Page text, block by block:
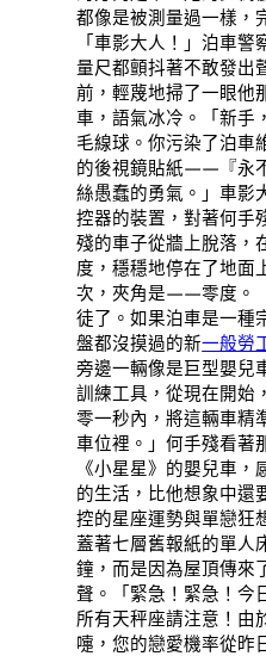
都像是被測量過一樣，
「車影大人！」泊車
量尺都顫抖著不敢發出
前，輕蔑地掃了一眼他
車，語氣冰冷。「新手
毛線球。你污染了泊車
的後視鏡貼紙——『永
絲愚蠢的勇氣。」車影
控器的裝置，對著何手
殘的車子從牆上脫落，
度，穩穩地停在了地面
次，夾角是——零度。
徒了。如果泊車是一種
盤都沒摸過的新一般勞
旁邊一輛像是巨型嬰兒
訓練工具，從現在開始
零一秒內，將這輛車精
車位裡。」何手殘看著
《小星星》的嬰兒車
的生活，比他想象中還
控的星座運勢與單戀狂
蓋著七層舊報紙的單人
鐘，而是因為屋頂傳來
聲。「緊急！緊急！今
所有天秤座請注意！由
嚏，您的戀愛機率從昨